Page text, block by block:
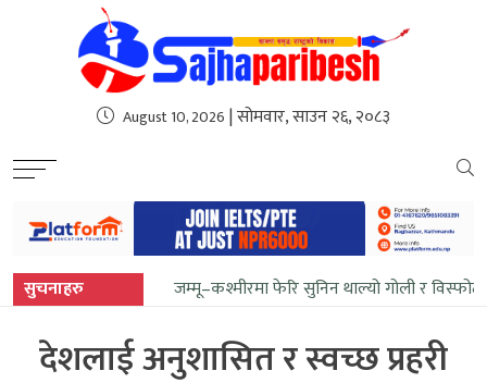
sweet bonanza
August 10, 2026 | सोमवार, साउन २६, २०८३
सुचनाहरु जम्मू–कश्मीरमा फेरि सुनिन थाल्यो गोली र
देशलाई अनुशासित र स्वच्छ प्रहरी